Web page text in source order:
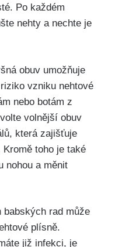
Po každém‍
nehty ⁢a nechte⁤ je⁢
obuv umožňuje
vzniku nehtové
nebo botám z
​volnější obuv
která⁣ zajišťuje
toho je také
nohou a měnit
babských​ rad může
‌plísně.
již infekci, je